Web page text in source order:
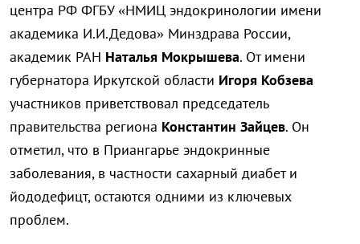
центра РФ ФГБУ «НМИЦ эндокринологии имени
академика И.И.Дедова» Минздрава России,
академик РАН Наталья Мокрышева. От имени
губернатора Иркутской области Игоря Кобзева
участников приветствовал председатель
правительства региона Константин Зайцев. Он
отметил, что в Приангарье эндокринные
заболевания, в частности сахарный диабет и
йододефицт, остаются одними из ключевых
проблем.